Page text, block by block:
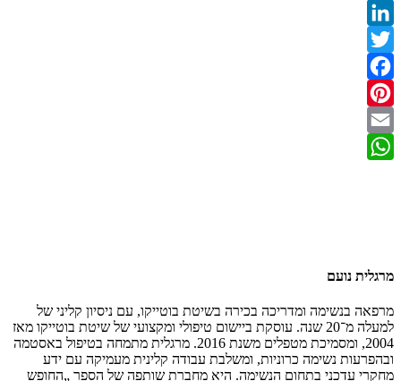
מרגלית נועם
מרפאה בנשימה ומדריכה בכירה בשיטת בוטייקו, עם ניסיון קליני של
למעלה מ־20 שנה. עוסקת ביישום טיפולי ומקצועי של שיטת בוטייקו מאז
2004, ומסמיכת מטפלים משנת 2016. מרגלית מתמחה בטיפול באסטמה
ובהפרעות נשימה כרוניות, ומשלבת עבודה קלינית מעמיקה עם ידע
מחקרי עדכני בתחום הנשימה. היא מחברת שותפה של הספר „החופש